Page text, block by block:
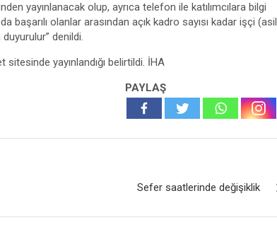
yayınlanacak olup, ayrıca telefon ile katılımcılara bilgi
başarılı olanlar arasından açık kadro sayısı kadar işçi (asil
denildi.
yayınlandığı belirtildi. İHA
PAYLAŞ
Sefer saatlerinde değişiklik